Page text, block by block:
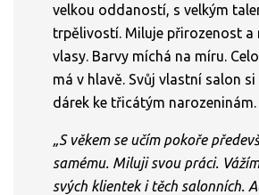
velkou oddaností, s velkým
trpělivostí. Miluje přirozenost a
vlasy. Barvy míchá na míru.
má v hlavě. Svůj vlastní salon
dárek ke třicátým narozeninám.
„S věkem se učím pokoře
samému. Miluji svou práci.
svých klientek i těch salonních.